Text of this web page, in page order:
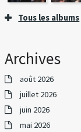
Tous les albums
Archives
août 2026
juillet 2026
juin 2026
mai 2026